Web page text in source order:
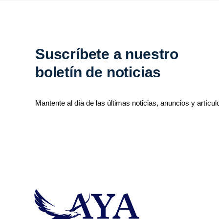
Suscríbete a nuestro
boletín de noticias
Mantente al día de las últimas noticias, anuncios y